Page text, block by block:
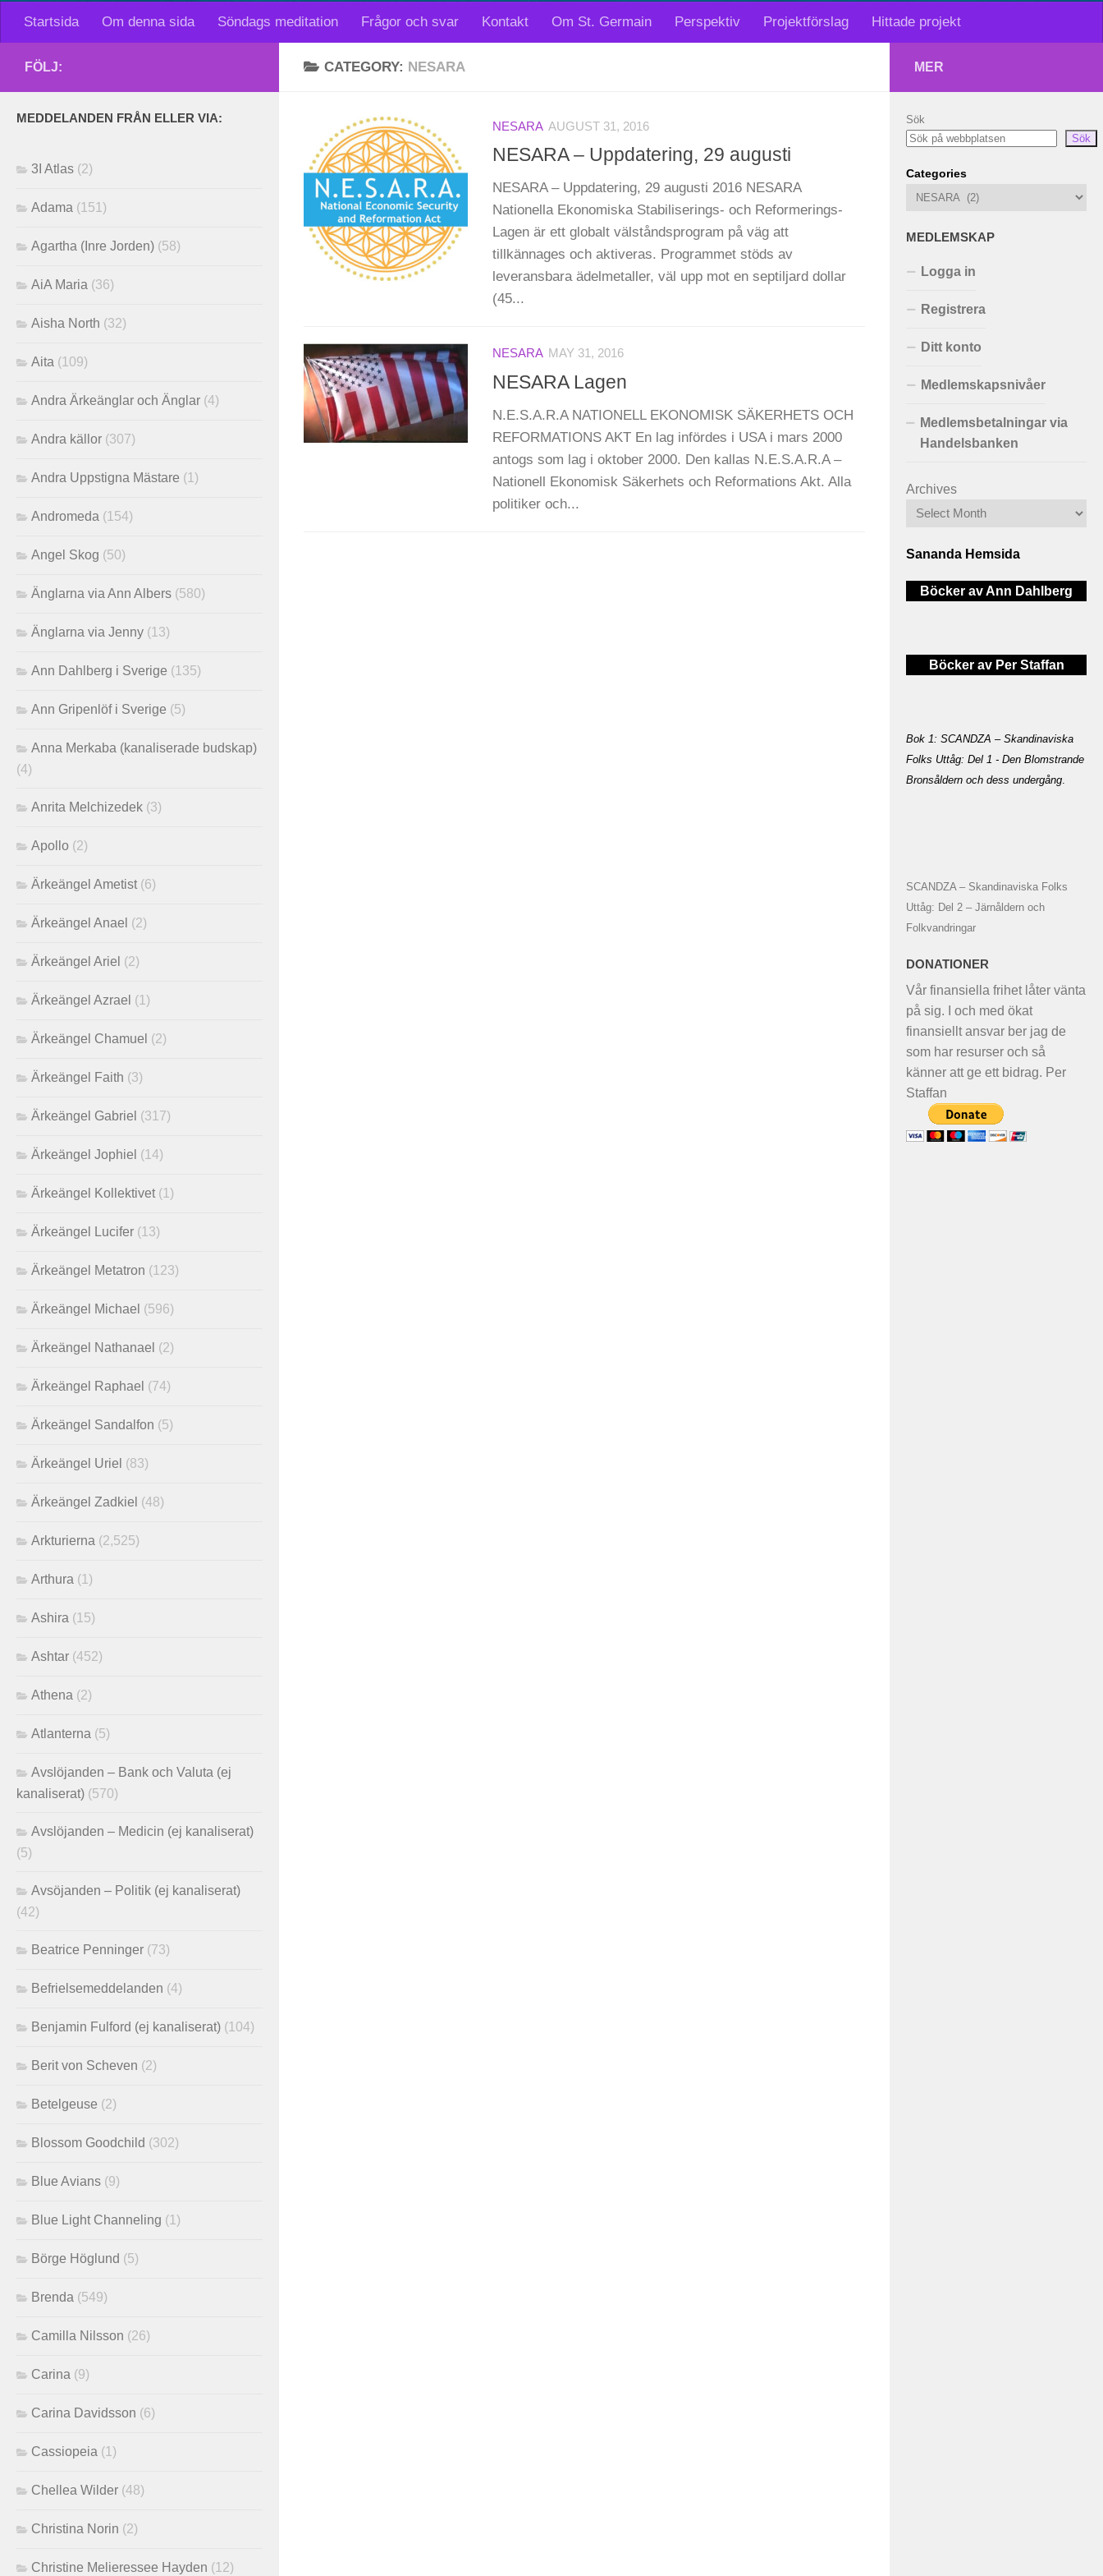
Startsida Om denna sida Söndags meditation Frågor och svar Kontakt Om St. Germain Perspektiv Projektförslag Hittade projekt
CATEGORY: NESARA
NESARA AUGUST 31, 2016
NESARA – Uppdatering, 29 augusti
NESARA – Uppdatering, 29 augusti 2016 NESARA
Nationella Ekonomiska Stabiliserings- och Reformerings-
Lagen är ett globalt välståndsprogram på väg att
tillkännages och aktiveras. Programmet stöds av
leveransbara ädelmetaller, väl upp mot en septiljard dollar
(45...
NESARA MAY 31, 2016
NESARA Lagen
N.E.S.A.R.A NATIONELL EKONOMISK SÄKERHETS OCH
REFORMATIONS AKT En lag infördes i USA i mars 2000
antogs som lag i oktober 2000. Den kallas N.E.S.A.R.A –
Nationell Ekonomisk Säkerhets och Reformations Akt. Alla
politiker och...
FÖLJ:
MEDDELANDEN FRÅN ELLER VIA:
3I Atlas (2)
Adama (151)
Agartha (Inre Jorden) (58)
AiA Maria (36)
Aisha North (32)
Aita (109)
Andra Ärkeänglar och Änglar (4)
Andra källor (307)
Andra Uppstigna Mästare (1)
Andromeda (154)
Angel Skog (50)
Änglarna via Ann Albers (580)
Änglarna via Jenny (13)
Ann Dahlberg i Sverige (135)
Ann Gripenlöf i Sverige (5)
Anna Merkaba (kanaliserade budskap)
(4)
Anrita Melchizedek (3)
Apollo (2)
Ärkeängel Ametist (6)
Ärkeängel Anael (2)
Ärkeängel Ariel (2)
Ärkeängel Azrael (1)
Ärkeängel Chamuel (2)
Ärkeängel Faith (3)
Ärkeängel Gabriel (317)
Ärkeängel Jophiel (14)
Ärkeängel Kollektivet (1)
Ärkeängel Lucifer (13)
Ärkeängel Metatron (123)
Ärkeängel Michael (596)
Ärkeängel Nathanael (2)
Ärkeängel Raphael (74)
Ärkeängel Sandalfon (5)
Ärkeängel Uriel (83)
Ärkeängel Zadkiel (48)
Arkturierna (2,525)
Arthura (1)
Ashira (15)
Ashtar (452)
Athena (2)
Atlanterna (5)
Avslöjanden – Bank och Valuta (ej
kanaliserat) (570)
Avslöjanden – Medicin (ej kanaliserat)
(5)
Avsöjanden – Politik (ej kanaliserat)
(42)
Beatrice Penninger (73)
Befrielsemeddelanden (4)
Benjamin Fulford (ej kanaliserat) (104)
Berit von Scheven (2)
Betelgeuse (2)
Blossom Goodchild (302)
Blue Avians (9)
Blue Light Channeling (1)
Börge Höglund (5)
Brenda (549)
Camilla Nilsson (26)
Carina (9)
Carina Davidsson (6)
Cassiopeia (1)
Chellea Wilder (48)
Christina Norin (2)
Christine Melieressee Hayden (12)
MER
Sök
Sök
Categories
MEDLEMSKAP
Logga in
Registrera
Ditt konto
Medlemskapsnivåer
Medlemsbetalningar via
Handelsbanken
Archives
Sananda Hemsida
Böcker av Ann Dahlberg
Böcker av Per Staffan
Bok 1: SCANDZA – Skandinaviska
Folks Uttåg: Del 1 - Den Blomstrande
Bronsåldern och dess undergång.
SCANDZA – Skandinaviska Folks
Uttåg: Del 2 – Järnåldern och
Folkvandringar
DONATIONER
Vår finansiella frihet låter vänta
på sig. I och med ökat
finansiellt ansvar ber jag de
som har resurser och så
känner att ge ett bidrag. Per
Staffan